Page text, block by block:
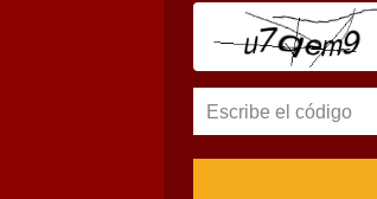
Escribe el código